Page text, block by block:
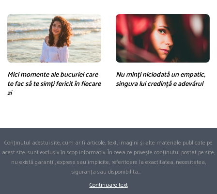
Mici momente ale bucuriei care
te fac să te simți fericit în fiecare
zi
Nu minți niciodată un empatic,
singura lui credință e adevărul
Conținutul acestui site, cum ar fi articole, text, imagini și alte materiale publicate pe
acest site, sunt exclusiv în scop informativ. În ceea ce privește conținutul postat pe site,
nu există garanții, exprese sau implicite, referitoare la exactitatea, necesitatea,
siguranța sau disponibilita...
Continuare text